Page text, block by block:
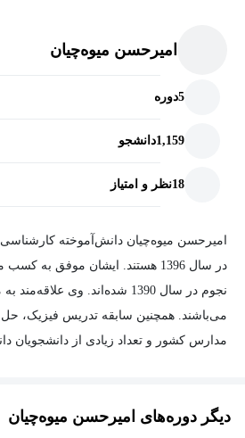
امیرحسن میوه‌چیان
5دوره
1,159دانشجو
18نظر و امتیاز
امیرحسن میوه‌چیان دانش‌آموخته
در سال 1396 هستند. ایشان موفق به
نجوم در سال 1390 شده‌اند. وی
می‌باشند. همچنین سابقه‌ تدریس فیزیک،
مدارس کشور و تعداد زیادی از دانشجویان
زمینه ریاضیات کاربردی و محض داشته‌اند و
دیگر دوره‌های امیرحسن میوه‌چیان